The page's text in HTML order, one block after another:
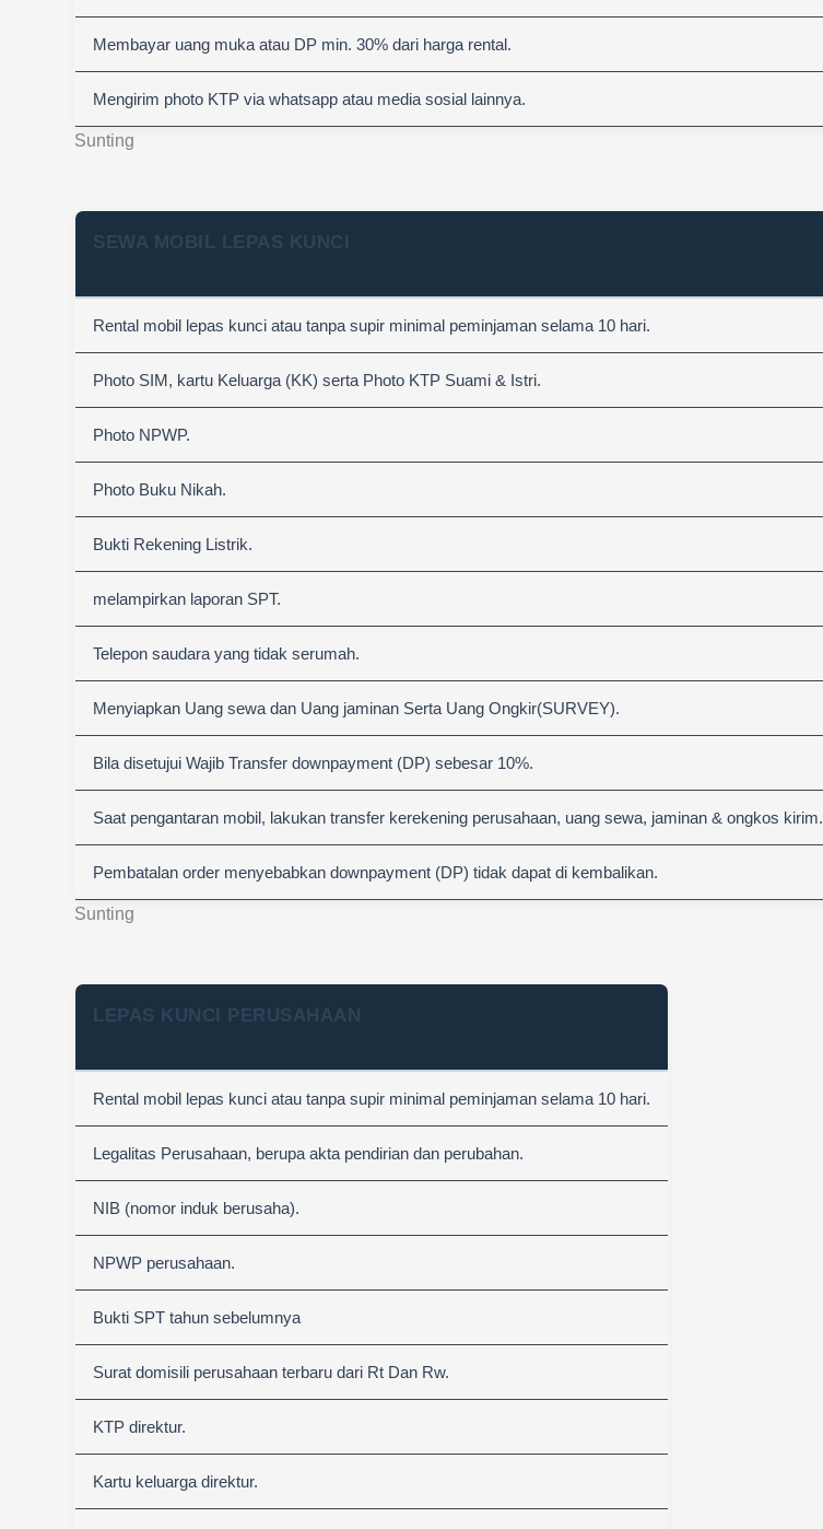
Sunting
Membayar uang muka atau DP min. 30% dari harga rental.
Mengirim photo KTP via whatsapp atau media sosial lainnya.
Sunting
SEWA MOBIL LEPAS KUNCI
Rental mobil lepas kunci atau tanpa supir minimal peminjaman selama 10 hari.
Photo SIM, kartu Keluarga (KK) serta Photo KTP Suami & Istri.
Photo NPWP.
Photo Buku Nikah.
Bukti Rekening Listrik.
melampirkan laporan SPT.
Telepon saudara yang tidak serumah.
Menyiapkan Uang sewa dan Uang jaminan Serta Uang Ongkir(SURVEY).
Bila disetujui Wajib Transfer downpayment (DP) sebesar 10%.
Saat pengantaran mobil, lakukan transfer kerekening perusahaan, uang sewa, jaminan & ongkos kirim.
Pembatalan order menyebabkan downpayment (DP) tidak dapat di kembalikan.
LEPAS KUNCI PERUSAHAAN
Rental mobil lepas kunci atau tanpa supir minimal peminjaman selama 10 hari.
Legalitas Perusahaan, berupa akta pendirian dan perubahan.
NIB (nomor induk berusaha).
NPWP perusahaan.
Bukti SPT tahun sebelumnya
Surat domisili perusahaan terbaru dari Rt Dan Rw.
KTP direktur.
Kartu keluarga direktur.